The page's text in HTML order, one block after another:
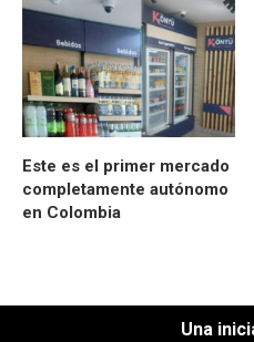
Este es el primer mercado
completamente autónomo
en Colombia
Una